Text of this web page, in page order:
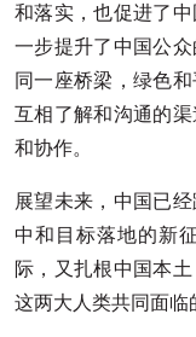
和落实，也促进了
一步提升了中国公
同一座桥梁，绿色
互相了解和沟通的
和协作。
展望未来，中国已
中和目标落地的新
际，又扎根中国本
这两大人类共同面临